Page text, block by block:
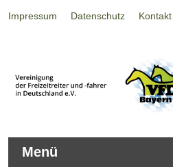
Impressum Datenschutz Kontakt
Menü